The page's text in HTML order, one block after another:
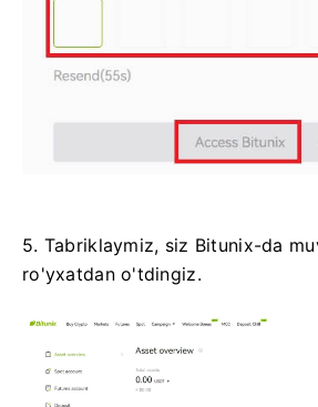
5. Tabriklaymiz, siz Bitunix-da
ro'yxatdan o'tdingiz.